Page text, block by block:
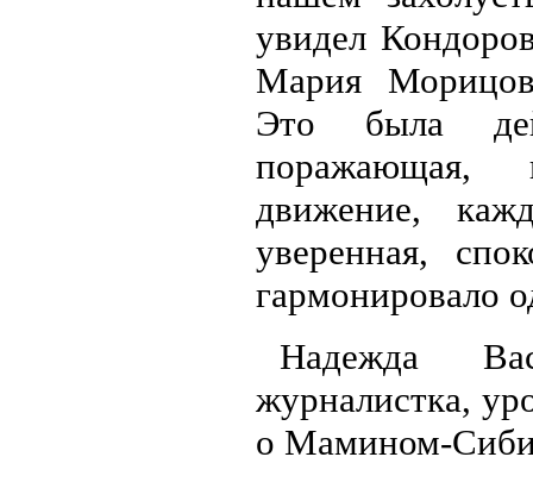
увидел
Мария
Это была
поражающая,
движение,
уверенная,
гармонировало
Надежда
журналистка,
о Мамином-